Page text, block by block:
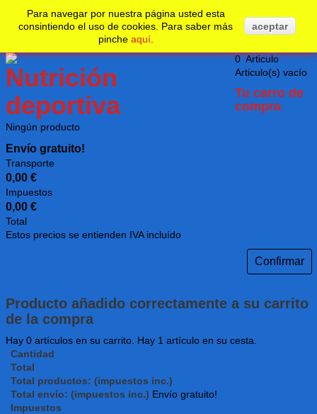
0Articulo
Articulo(s) vacío
Tu carro de
compra
Ningún producto
Envío gratuito!
Transporte
0,00 €
Impuestos
0,00 €
Total
Estos precios se entienden IVA incluído
Confirmar
Producto añadido correctamente a su carrito
de la compra
Hay 0artículos en su carrito. Hay 1 artículo en su cesta.
Cantidad
Total
Total productos: (impuestos inc.)
Total envío: (impuestos inc.) Envío gratuito!
Impuestos
Para navegar por nuestra página usted esta
consintiendo el uso de cookies. Para saber más
pinche aquí.
aceptar